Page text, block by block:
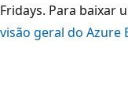
Fridays. Para baixar
visão geral do Azure